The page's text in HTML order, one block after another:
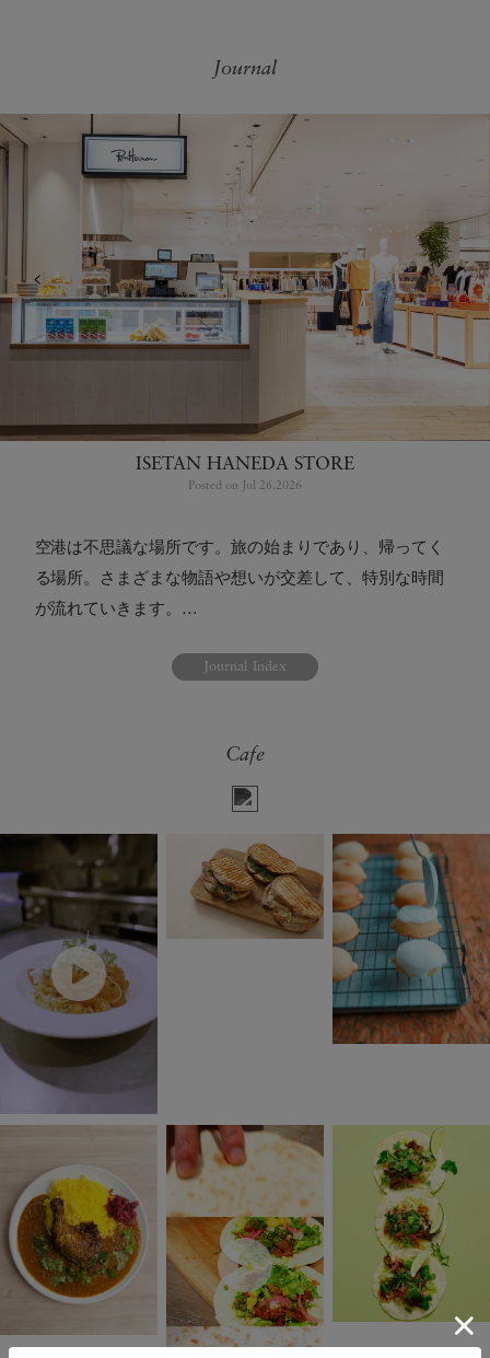
Journal
<
ISETAN HANEDA STORE
Posted on Jul 26.2026
空港は不思議な場所です。旅の始まりであり、帰ってく
る場所。さまざまな物語や想いが交差して、特別な時間
が流れていきます。…
>
Journal Index
Cafe